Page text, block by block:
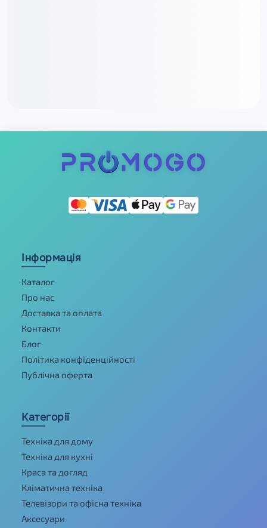
Інформація
Каталог
Про нас
Доставка та оплата
Контакти
Блог
Політика конфіденційності
Публічна оферта
Категорії
Техніка для дому
Техніка для кухні
Краса та догляд
Кліматична техніка
Телевізори та офісна техніка
Аксесуари